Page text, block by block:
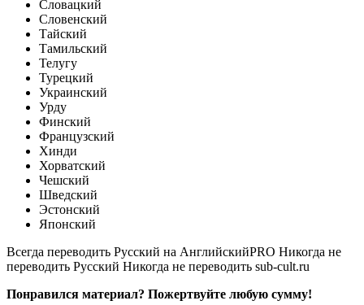
Словацкий
Словенский
Тайский
Тамильский
Телугу
Турецкий
Украинский
Урду
Финский
Французский
Хинди
Хорватский
Чешский
Шведский
Эстонский
Японский
Всегда переводить Русский на АнглийскийPRO Никогда не
переводить Русский Никогда не переводить sub-cult.ru
Понравился материал? Пожертвуйте любую сумму!